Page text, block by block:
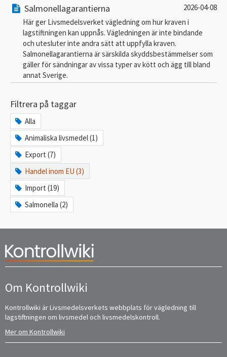
Salmonellagarantierna
2026-04-08
Här ger Livsmedelsverket vägledning om hur kraven i
lagstiftningen kan uppnås. Vägledningen är inte bindande
och utesluter inte andra sätt att uppfylla kraven.
Salmonellagarantierna är särskilda skyddsbestämmelser som
gäller för sändningar av vissa typer av kött och ägg till bland
annat Sverige.
Filtrera på taggar
Alla
Animaliska livsmedel (1)
Export (7)
Handel inom EU (3)
Import (19)
Salmonella (2)
Om Kontrollwiki
Kontrollwiki är Livsmedelsverkets webbplats för vägledning till
lagstiftningen om livsmedel och livsmedelskontroll.
Mer om Kontrollwiki